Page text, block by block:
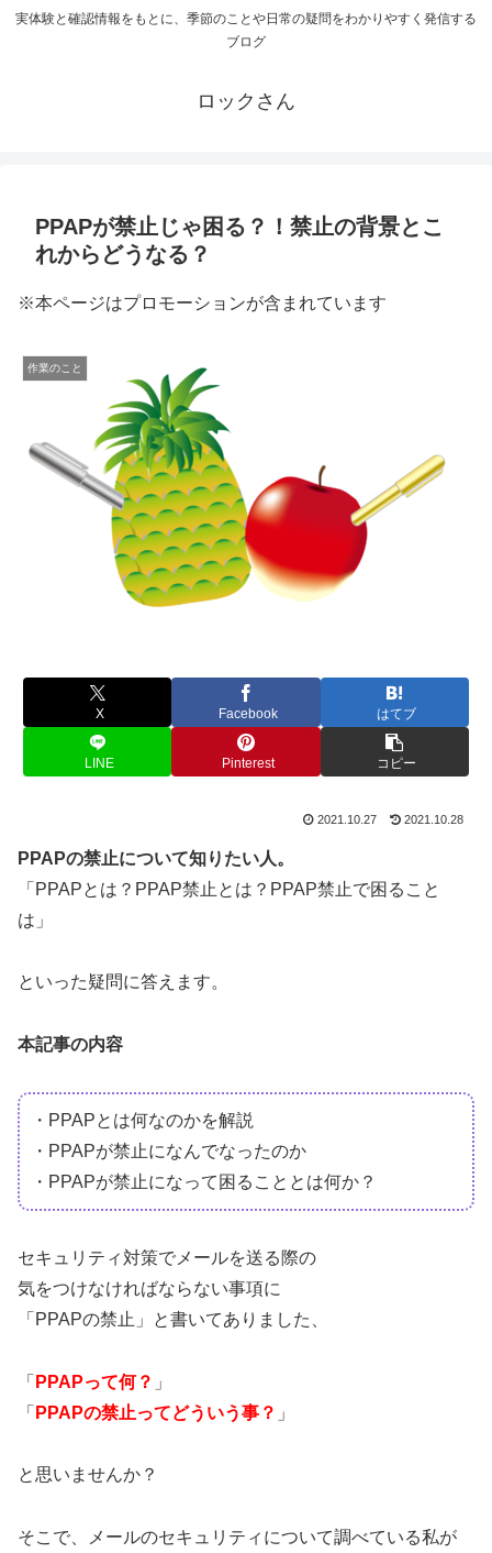
実体験と確認情報をもとに、季節のことや日常の疑問をわかりやすく発信する
ブログ
ロックさん
PPAPが禁止じゃ困る？！禁止の背景とこ
れからどうなる？
※本ページはプロモーションが含まれています
作業のこと
X Facebook はてブ
LINE Pinterest コピー
2021.10.27 2021.10.28
PPAPの禁止について知りたい人。
「PPAPとは？PPAP禁止とは？PPAP禁止で困ること
は」
といった疑問に答えます。
本記事の内容
・PPAPとは何なのかを解説
・PPAPが禁止になんでなったのか
・PPAPが禁止になって困ることとは何か？
セキュリティ対策でメールを送る際の
気をつけなければならない事項に
「PPAPの禁止」と書いてありました、
「 PPAPって何？ 」
「 PPAPの禁止ってどういう事？ 」
と思いませんか？
そこで、メールのセキュリティについて調べている私が